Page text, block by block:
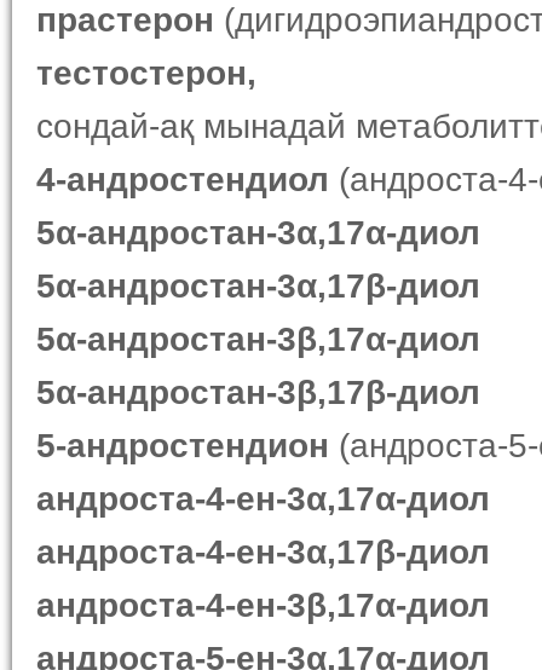
прастерон
тестостерон,
сондай-ақ мынадай
4-андростендиол (андроста-
5α-андростан-3α,17α-диол
5α-андростан-3α,17β-диол
5α-андростан-3β,17α-диол
5α-андростан-3β,17β-диол
5-андростендион (андроста-
андроста-4-ен-3α,17α-диол
андроста-4-ен-3α,17β-диол
андроста-4-ен-3β,17α-диол
андроста-5-ен-3α,17α-диол